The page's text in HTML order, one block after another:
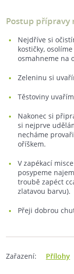
Postup přípravy
Nejdříve si
kostičky,
osmahneme na
Zeleninu si
Těstoviny
Nakonec si
si nejprve
necháme
oříškem.
V zapékací
posypeme
troubě zapéct
zlatavou barvu).
Přeji dobrou
Zařazení: Přílohy